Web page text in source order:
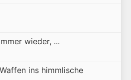
wieder, ...
ins himmlische